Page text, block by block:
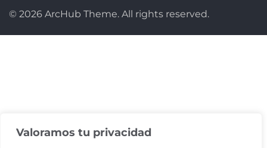
Valoramos tu privacidad
© 2026 ArcHub Theme. All rights reserved.